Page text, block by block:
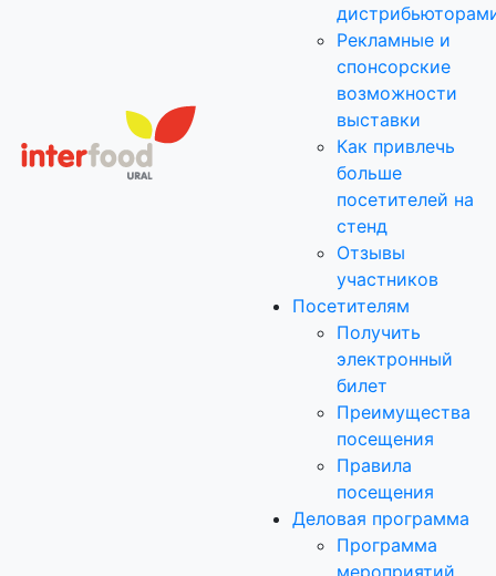
Рекламные и
спонсорские
возможности
выставки
Как привлечь
больше
посетителей на
стенд
Отзывы
участников
Посетителям
Получить
электронный
билет
Преимущества
посещения
Правила
посещения
Деловая программа
Программа
мероприятий